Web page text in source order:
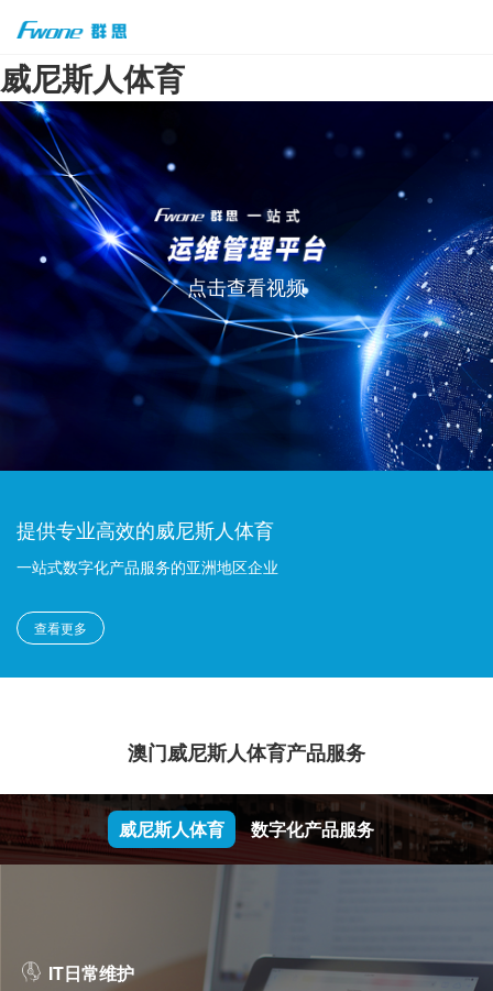
威尼斯人体育
点击查看视频
提供专业高效的威尼斯人体育
一站式数字化产品服务的亚洲地区企业
查看更多
澳门威尼斯人体育产品服务
威尼斯人体育 数字化产品服务
IT日常维护